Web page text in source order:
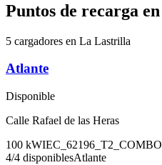
Puntos de recarga en
5 cargadores en La Lastrilla
Atlante
Disponible
Calle Rafael de las Heras
100 kWIEC_62196_T2_COMBO
4/4 disponiblesAtlante